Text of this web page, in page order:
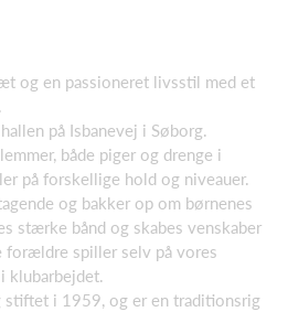
og en passioneret livsstil med et
på Isbanevej i Søborg.
både piger og drenge i
på forskellige hold og niveauer.
og bakker op om børnenes
stærke bånd og skabes venskaber
spiller selv på vores
klubarbejdet.
stiftet i 1959, og er en traditionsrig